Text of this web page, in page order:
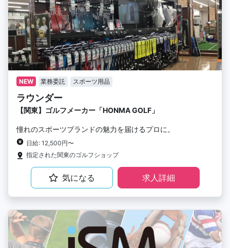
NEW 業務委託 スポーツ用品
ラウンダー
【関東】ゴルフメーカー「HONMA GOLF」
憧れのスポーツブランドの魅力を届けるプロに。
日給: 12,500円〜
指定された関東のゴルフショップ
気になる 求人詳細